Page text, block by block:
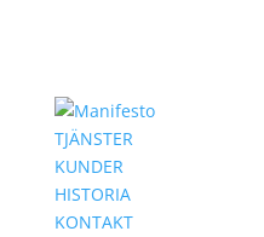
TJÄNSTER
KUNDER
HISTORIA
KONTAKT